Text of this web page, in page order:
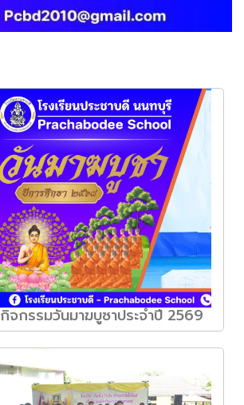
กิจกรรมวันมาฆบูซาประจำปี 2569